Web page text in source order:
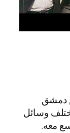
دمشق
وسائل
معه.